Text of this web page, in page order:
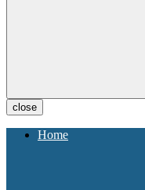
close
Home